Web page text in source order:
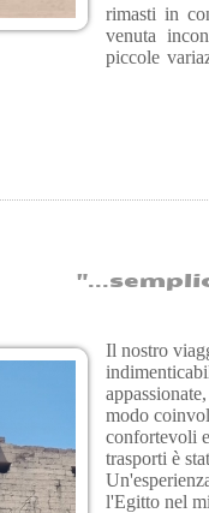
rimasti in
venuta
piccole
Il nostro
modo
confortevoli
trasporti è
l'Egitto nel